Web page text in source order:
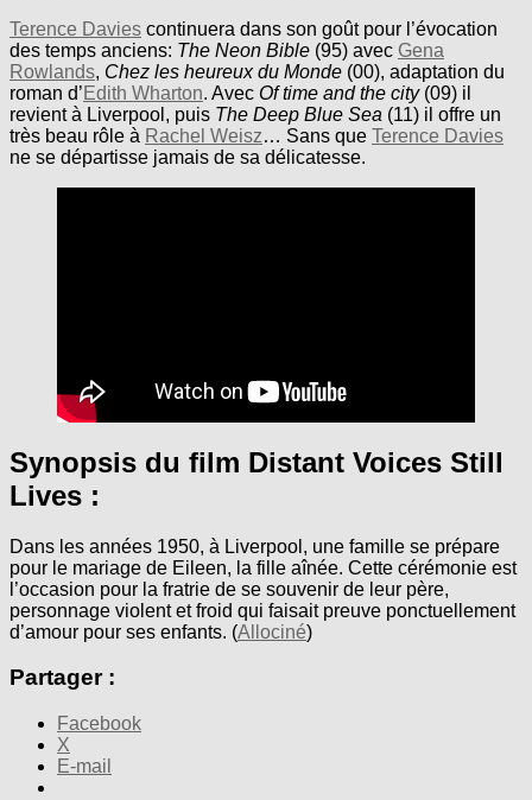
Terence Davies continuera dans son goût pour l’évocation
des temps anciens: The Neon Bible (95) avec Gena
Rowlands, Chez les heureux du Monde (00), adaptation du
roman d’ Edith Wharton. Avec Of time and the city(09) il
revient à Liverpool, puis The Deep Blue Sea (11) il offre un
très beau rôle à Rachel Weisz… Sans que Terence Davies
ne se départisse jamais de sa délicatesse.
Synopsis du film Distant Voices Still
Lives :
Dans les années 1950, à Liverpool, une famille se prépare
pour le mariage de Eileen, la fille aînée. Cette cérémonie est
l’occasion pour la fratrie de se souvenir de leur père,
personnage violent et froid qui faisait preuve ponctuellement
d’amour pour ses enfants. (Allociné)
Partager :
Facebook
X
E-mail